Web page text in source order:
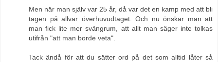
Men när man själv var 25 år, då var det en kamp med att bli
tagen på allvar överhuvudtaget. Och nu önskar man att
man fick lite mer svängrum, att allt man säger inte tolkas
utifrån "att man borde veta".
Tack ändå för att du sätter ord på det som alltid låter så